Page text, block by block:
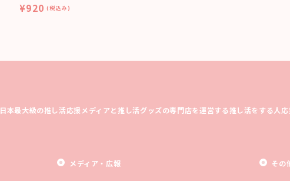
¥920 (税込み)
日本最大級の推し活応援メディアと推し活グッズの専門店を運営する推し活をする人応
メディア・広報 その